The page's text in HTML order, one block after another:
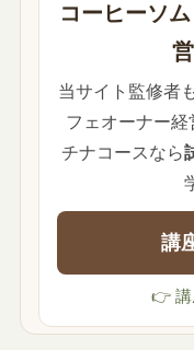
コーヒーソ
当サイト監修者
フェオーナー
チナコースなら
講
👉 講